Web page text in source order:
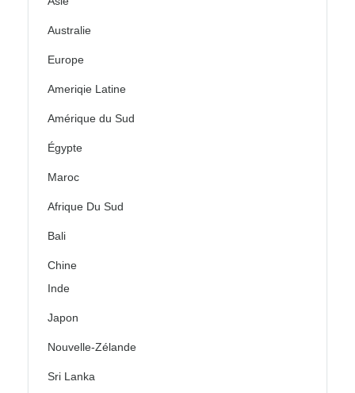
Australie
Europe
Ameriqie Latine
Amérique du Sud
Égypte
Maroc
Afrique Du Sud
Bali
Chine
Inde
Japon
Nouvelle-Zélande
Sri Lanka